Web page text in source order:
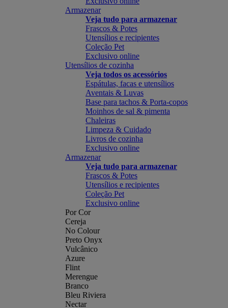
Armazenar
Veja tudo para armazenar
Frascos & Potes
Utensílios e recipientes
Coleção Pet
Exclusivo online
Utensílios de cozinha
Veja todos os acessórios
Espátulas, facas e utensílios
Aventais & Luvas
Base para tachos & Porta-copos
Moinhos de sal & pimenta
Chaleiras
Limpeza & Cuidado
Livros de cozinha
Exclusivo online
Armazenar
Veja tudo para armazenar
Frascos & Potes
Utensílios e recipientes
Coleção Pet
Exclusivo online
Por Cor
Cereja
No Colour
Preto Onyx
Vulcânico
Azure
Flint
Merengue
Branco
Bleu Riviera
Nectar